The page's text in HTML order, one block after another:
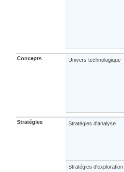
Concepts Univers technologique
Stratégies Stratégies d'analyse
Stratégies d'exploration